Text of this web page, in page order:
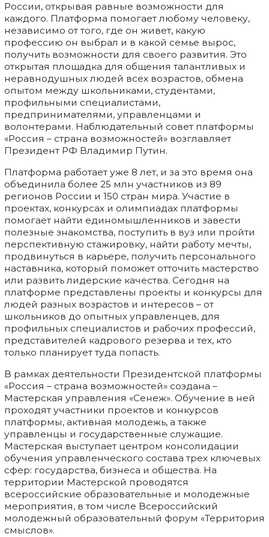
России, открывая равные возможности для
каждого. Платформа помогает любому человеку,
независимо от того, где он живет, какую
профессию он выбрал и в какой семье вырос,
получить возможности для своего развития. Это
открытая площадка для общения талантливых и
неравнодушных людей всех возрастов, обмена
опытом между школьниками, студентами,
профильными специалистами,
предпринимателями, управленцами и
волонтерами. Наблюдательный совет платформы
«Россия – страна возможностей» возглавляет
Президент РФ Владимир Путин.
Платформа работает уже 8 лет, и за это время она
объединила более 25 млн участников из 89
регионов России и 150 стран мира. Участие в
проектах, конкурсах и олимпиадах платформы
помогает найти единомышленников и завести
полезные знакомства, поступить в вуз или пройти
перспективную стажировку, найти работу мечты,
продвинуться в карьере, получить персонального
наставника, который поможет отточить мастерство
или развить лидерские качества. Сегодня на
платформе представлены проекты и конкурсы для
людей разных возрастов и интересов – от
школьников до опытных управленцев, для
профильных специалистов и рабочих профессий,
представителей кадрового резерва и тех, кто
только планирует туда попасть.
В рамках деятельности Президентской платформы
«Россия – страна возможностей» создана –
Мастерская управления «Сенеж». Обучение в ней
проходят участники проектов и конкурсов
платформы, активная молодежь, а также
управленцы и государственные служащие.
Мастерская выступает центром консолидации
обучения управленческого состава трех ключевых
сфер: государства, бизнеса и общества. На
территории Мастерской проводятся
всероссийские образовательные и молодежные
мероприятия, в том числе Всероссийский
молодежный образовательный форум «Территория
смыслов».